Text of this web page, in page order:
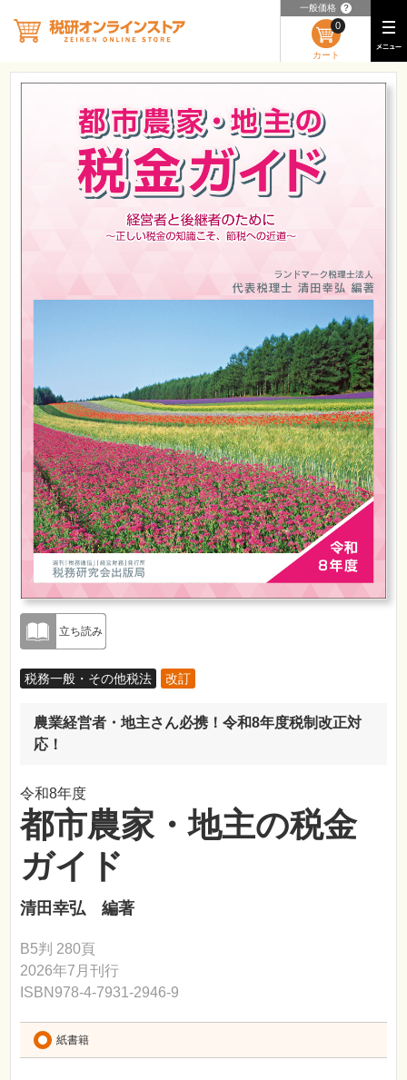
一般価格 ？
カート
0
立ち読み
税務一般・その他税法 改訂
農業経営者・地主さん必携！令和8年度税制改正対
応！
令和8年度
都市農家・地主の税金
ガイド
清田幸弘 編著
B5判 280頁
2026年7月刊行
ISBN978-4-7931-2946-9
紙書籍